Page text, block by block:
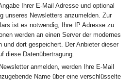
Ihrer E-Mail Adresse und optional
unseres Newsletters anzumelden. Zur
ist es notwendig, Ihre IP Adresse zu
werden an einen Server der modernes
und dort gespeichert. Der Anbieter dieser
diese Datenübertragung.
anmelden, werden Ihre E-Mail
Name über eine verschlüsselte